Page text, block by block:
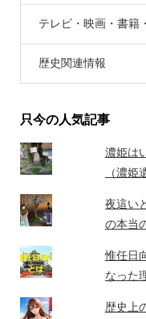
テレビ・映画・書籍
歴史関連情報
只今の人気記事
濃姫は
（濃姫
夜這い
の本当
惟任日
なった
歴史上